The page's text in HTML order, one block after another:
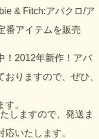
ざいます。
ます。あくまで目
& Fitch:アバクロ/ア
番アイテムを販売
！2012年新作！アバ
りますので、ぜひ、
。
しますので、発送ま
いたします。